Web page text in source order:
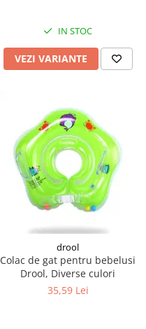
IN STOC
VEZI VARIANTE
drool
Colac de gat pentru bebelusi
Drool, Diverse culori
35,59 Lei